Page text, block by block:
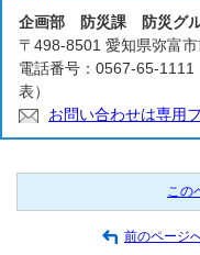
企画部 防災課 防災グ
〒498-8501 愛知県弥富
電話番号：0567-65-
表）
お問い合わせは専用
この
前のページ